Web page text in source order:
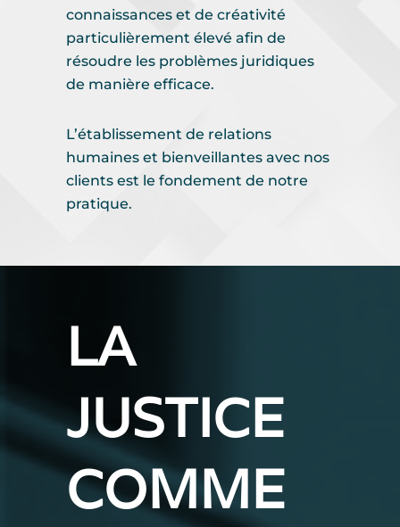
connaissances et de créativité
particulièrement élevé afin de
résoudre les problèmes juridiques
de manière efficace.
L’établissement de relations
humaines et bienveillantes avec nos
clients est le fondement de notre
pratique.
LA
JUSTICE
COMME